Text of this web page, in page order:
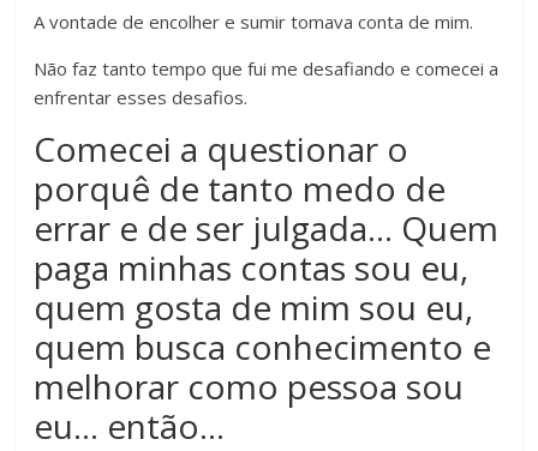
A vontade de encolher e sumir tomava conta de mim.
Não faz tanto tempo que fui me desafiando e comecei a
enfrentar esses desafios.
Comecei a questionar o
porquê de tanto medo de
errar e de ser julgada… Quem
paga minhas contas sou eu,
quem gosta de mim sou eu,
quem busca conhecimento e
melhorar como pessoa sou
eu… então…